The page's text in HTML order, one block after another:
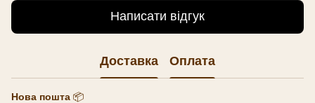
Написати відгук
Доставка Оплата
Нова пошта 📦